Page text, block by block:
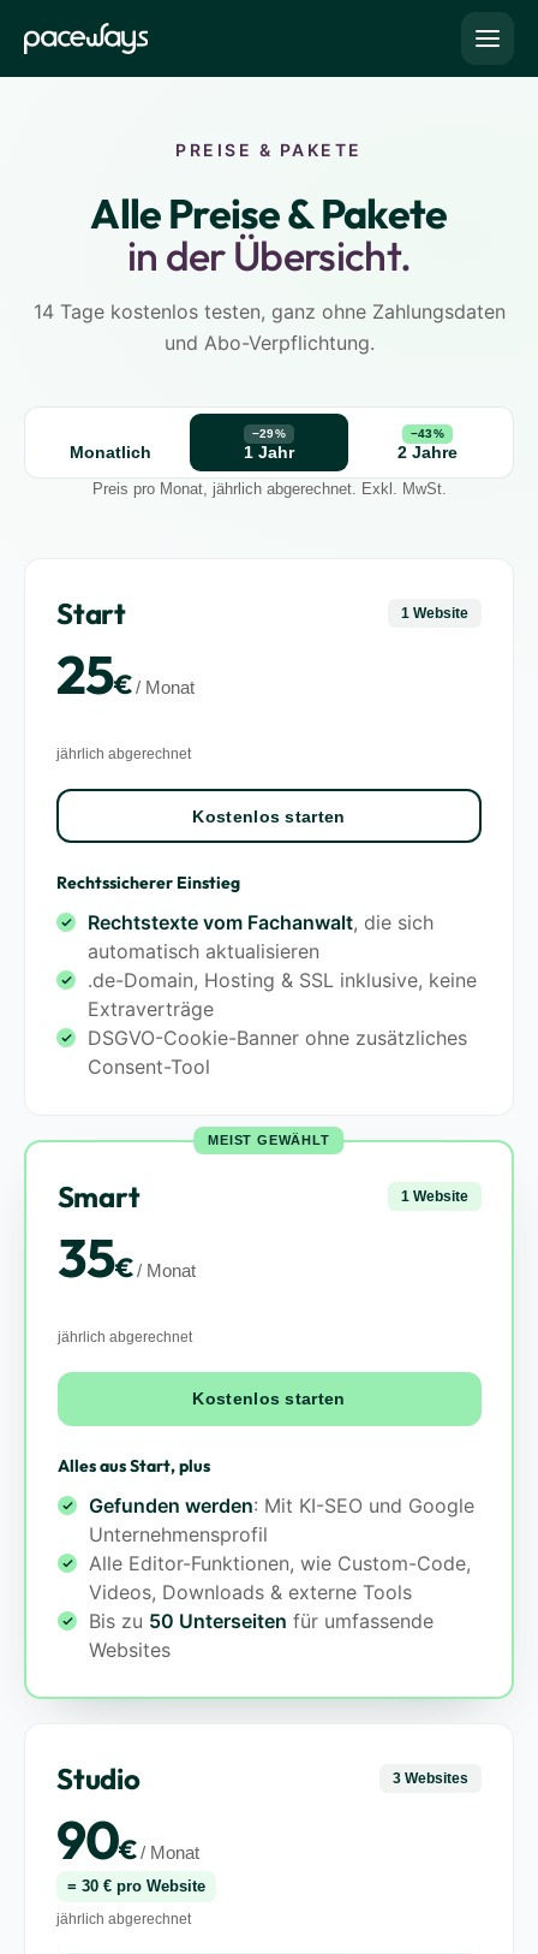
PREISE & PAKETE
Alle Preise & Pakete
in der Übersicht.
14 Tage kostenlos testen, ganz ohne Zahlungsdaten
und Abo-Verpflichtung.
Monatlich 1 Jahr
−29%
2 Jahre
−43%
Preis pro Monat, jährlich abgerechnet. Exkl. MwSt.
Start 1 Website
25€/ Monat
jährlich abgerechnet
Kostenlos starten
Rechtssicherer Einstieg
Rechtstexte vom Fachanwalt, die sich
automatisch aktualisieren
.de-Domain, Hosting & SSL inklusive, keine
Extraverträge
DSGVO-Cookie-Banner ohne zusätzliches
Consent-Tool
MEIST GEWÄHLT
Smart 1 Website
35€/ Monat
jährlich abgerechnet
Kostenlos starten
Alles aus Start, plus
Gefunden werden: Mit KI-SEO und Google
Unternehmensprofil
Alle Editor-Funktionen, wie Custom-Code,
Videos, Downloads & externe Tools
Bis zu 50 Unterseiten für umfassende
Websites
Studio 3 Websites
90€/ Monat
= 30 € pro Website
jährlich abgerechnet